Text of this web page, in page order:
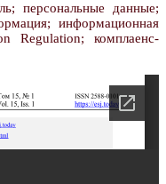
персональные данные;
информационная
Regulation; комплаенс-